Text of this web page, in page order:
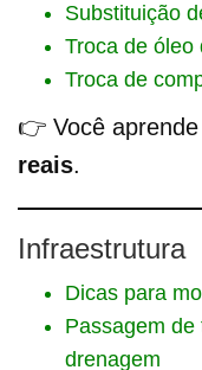
Substituição
Troca de óleo
Troca de
👉 Você aprende
reais.
Infraestrutura
Dicas para
Passagem
drenagem